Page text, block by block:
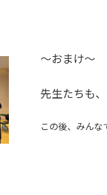
〜おまけ〜
先生たちも
この後、みんな